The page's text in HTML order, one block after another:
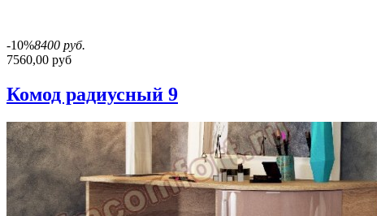
-10%8400 руб.
7560,00 руб
Комод радиусный 9